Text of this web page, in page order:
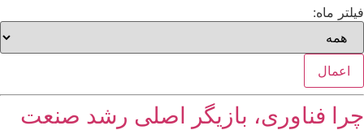
فیلتر ماه:
اعمال
چرا فناوری، بازیگر اصلی رشد صنعت